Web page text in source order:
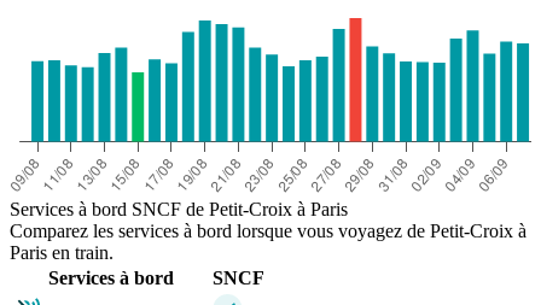
Services à bord SNCF de Petit-Croix à Paris
Comparez les services à bord lorsque vous voyagez de Petit-Croix à
Paris en train.
Services à bord
SNCF